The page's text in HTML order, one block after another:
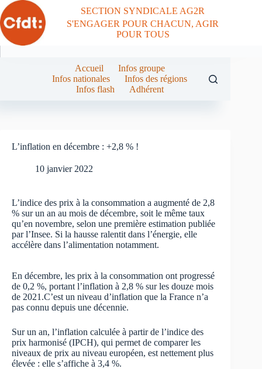
Passer
au
contenu
SECTION SYNDICALE AG2R
S'ENGAGER POUR CHACUN, AGIR
POUR TOUS
Accueil
Infos groupe
Infos nationales
Infos des régions
Infos flash
Adhérent
L’inflation en décembre : +2,8 % !
10 janvier 2022
L’indice des prix à la consommation a augmenté de 2,8
% sur un an au mois de décembre, soit le même taux
qu’en novembre, selon une première estimation publiée
par l’Insee. Si la hausse ralentit dans l’énergie, elle
accélère dans l’alimentation notamment.
En décembre, les prix à la consommation ont progressé
de 0,2 %, portant l’inflation à 2,8 % sur les douze mois
de 2021.C’est un niveau d’inflation que la France n’a
pas connu depuis une décennie.
Sur un an, l’inflation calculée à partir de l’indice des
prix harmonisé (IPCH), qui permet de comparer les
niveaux de prix au niveau européen, est nettement plus
élevée : elle s’affiche à 3,4 %.